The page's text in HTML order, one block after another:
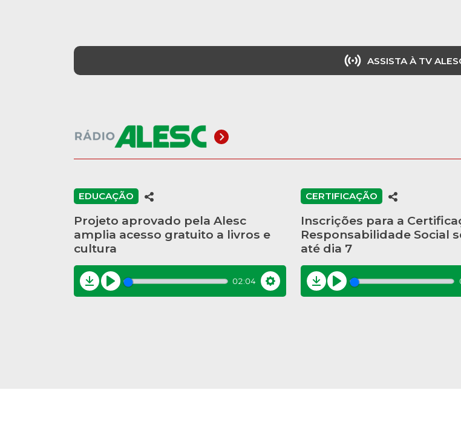
ASSISTA À TV
EDUCAÇÃO
Projeto aprovado pela Alesc
amplia acesso gratuito a livros e
cultura
Download
Play
02:04
Settings
CERTIFICAÇÃO
Inscrições para a
Responsabilidade Social
até dia 7
Download
Play